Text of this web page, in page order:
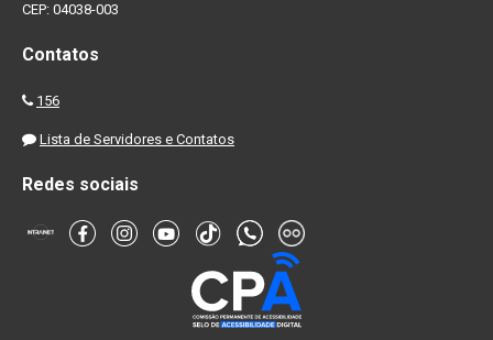
CEP: 04038-003
Contatos
156
Lista de Servidores e Contatos
Redes sociais